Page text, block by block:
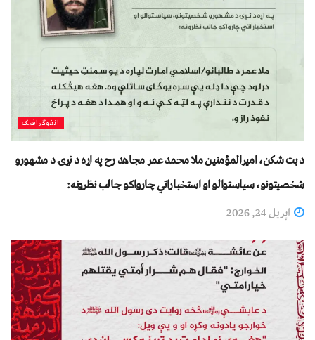
انفوګرافیک
د بت شکن، اميرالمؤمنين ملا محمد عمر مجاهد رح په اړه د نړۍ د مشهورو
شخصیتونو، سیاستوالو او استخباراتي چارواکو جالب نظرونه:
اپریل 24, 2026